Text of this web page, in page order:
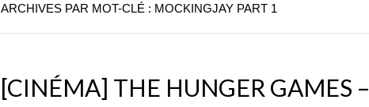
ARCHIVES PAR MOT-CLÉ : MOCKINGJAY PART 1
[CINÉMA] THE HUNGER GAMES –